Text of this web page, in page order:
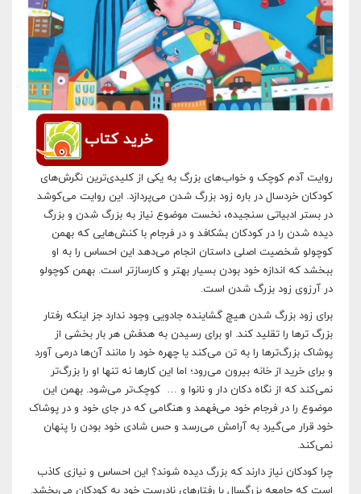
خرید کتاب
روایت آدم کوچک و خواب‌های بزرگ به یکی از کلیدی‌ترین نگرش‌های
کودکان خردسال در باره زود بزرگ شدن می‌پردازد. این روایت می‌کوشد
در بستر ادبیاتی سنجیده، نخست موضوع نیاز به بزرگ شدن و بزرگ
دیده شدن را در کودکان بشکافد و در فرجام با کنش‌هایی که بهمن
کوچولو شخصیت اصلی داستان انجام می‌دهد این احساس را به او
ببخشد که اندازه خود بودن بسیار بهتر و کارسازتر است. بهمن کوچولو
در آرزوی زود بزرگ شدن است.
برای زود بزرگ شدن هیچ گشاینده جادویی وجود ندارد جز اینکه رفتار
بزرگ ترها را تقلید کند. او برای رسیدن به هدفش هر بار بخشی از
پوشاک بزرگ‌ترها را به تن می‌کند یا چهره خود را مانند آن‌ها درمی آورد
و برای خرید از خانه بیرون می‌رود؛ اما این کارها نه تنها او را بزرگ‌تر
نمی‌کند که از نگاه دکان دار و نانوا و … کوچک‌تر می‌شود. بهمن این
موضوع را در فرجام خود می‌فهمد و هنگامی که در جای خود و در پوشاک
خود قرار می‌گیرد به آرامش می‌رسد و حس شادی خود بودن را پنهان
نمی‌کند.
چرا کودکان نیاز دارند که بزرگ دیده شوند؟ این احساس و نیازی کاذب
است که جامعه بزرگسال با رفتارهای نادرست خود به کودکان می‌بخشد.